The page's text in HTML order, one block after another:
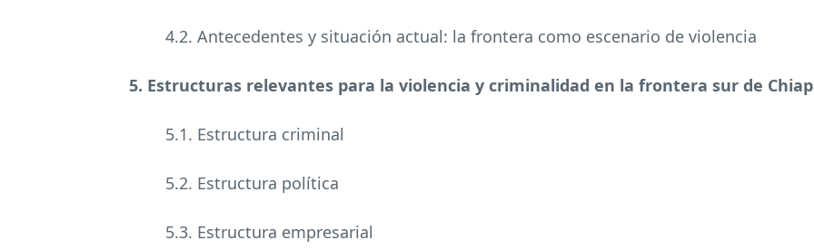
4.2. Antecedentes y situación actual: la frontera como escenario de violencia
5. Estructuras relevantes para la violencia y criminalidad en la frontera sur de
5.1. Estructura criminal
5.2. Estructura política
5.3. Estructura empresarial